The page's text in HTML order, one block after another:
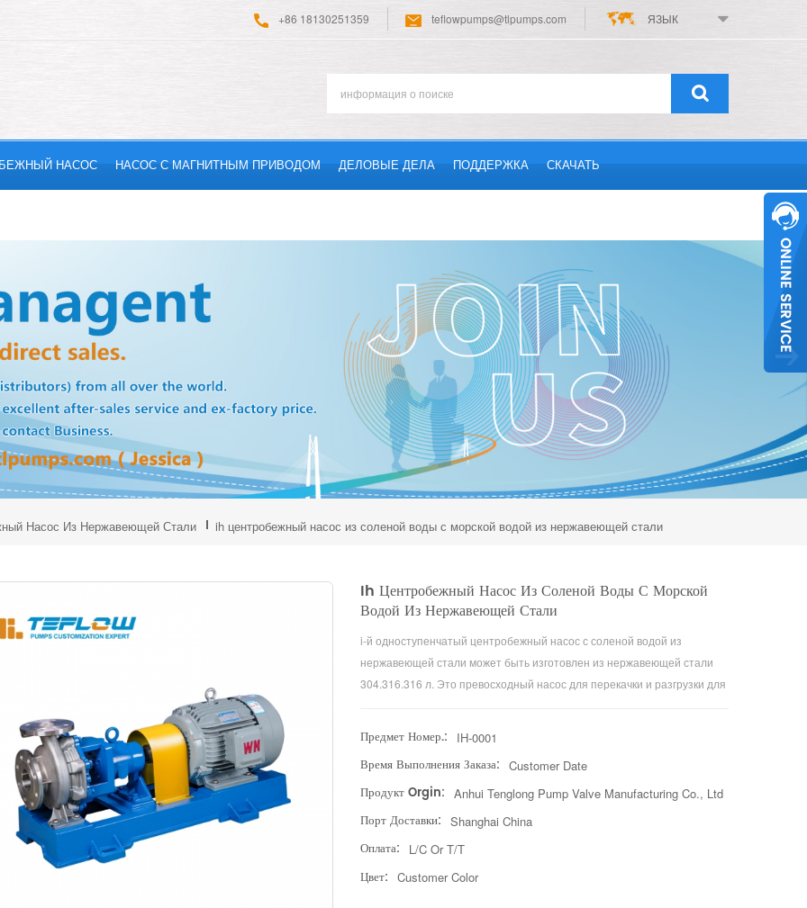
ЯЗЫК
+86 18130251359 teflowpumps@tlpumps.com
НАСОС НАСОС С МАГНИТНЫМ ПРИВОДОМ ДЕЛОВЫЕ ДЕЛА ПОДДЕРЖКА СКАЧАТЬ
Насос Из Нержавеющей Стали ih центробежный насос из соленой воды с морской водой из нержавеющей стали
Ih Центробежный Насос Из Соленой Воды С Морской
Водой Из Нержавеющей Стали
i-й одноступенчатый центробежный насос с соленой водой из
нержавеющей стали может быть изготовлен из нержавеющей стали
304.316.316 л. Это превосходный насос для перекачки и разгрузки для
Предмет Номер.: IH-0001
Время Выполнения Заказа: Customer Date
Продукт Orgin: Anhui Tenglong Pump Valve Manufacturing Co., Ltd
Порт Доставки: Shanghai China
Оплата: L/C Or T/T
Цвет: Customer Color